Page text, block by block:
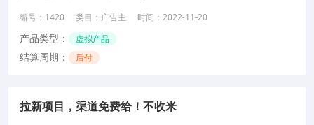
编号： 1420 类目： 广告主 时间： 2022-11-20
产品类型： 虚拟产品
结算周期： 后付
拉新项目，渠道免费给！不收米